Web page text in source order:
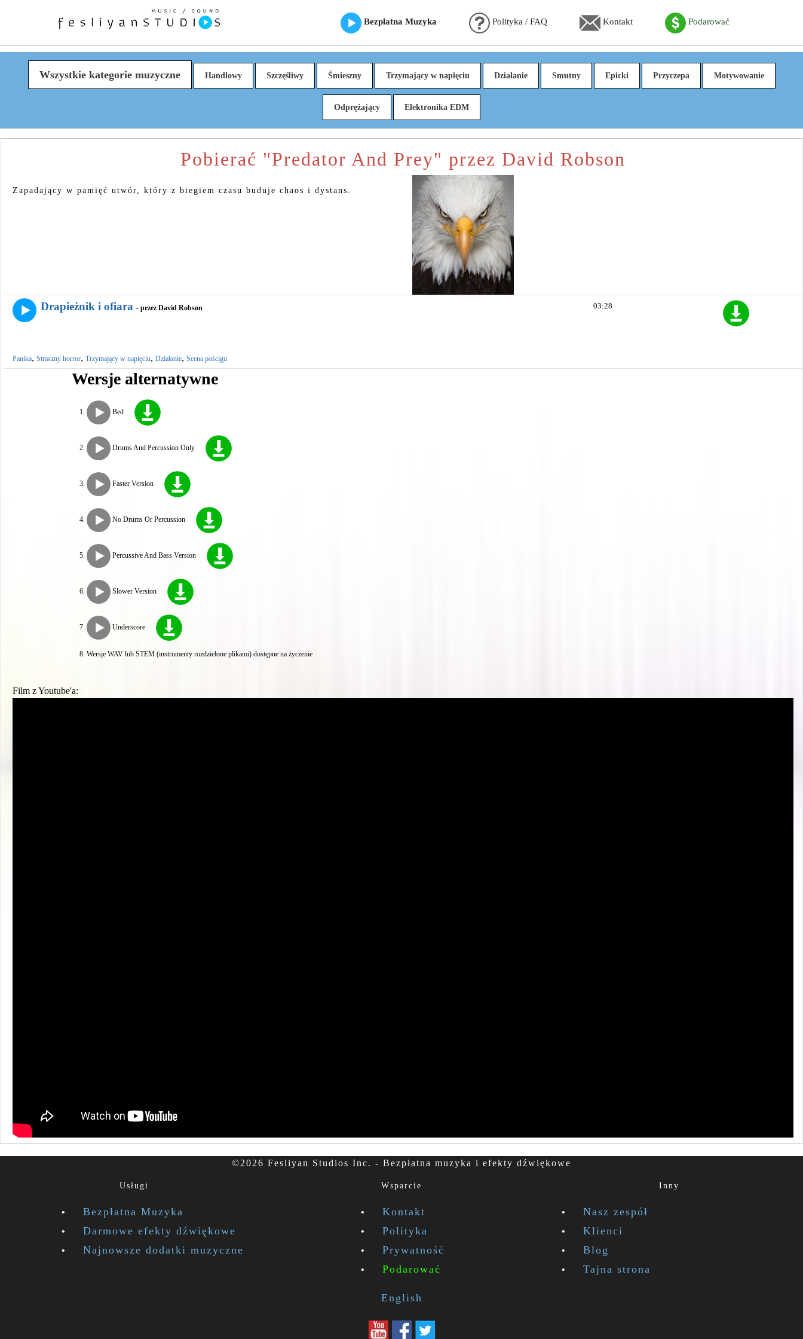
Bezpłatna Muzyka Polityka / FAQ Kontakt Podarować
Wszystkie kategorie muzyczne Handlowy Szczęśliwy Śmieszny Trzymający w napięciu Działanie Smutny Epicki Przyczepa Motywowanie
Odprężający Elektronika EDM
Pobierać "Predator And Prey" przez David Robson
Zapadający w pamięć utwór, który z biegiem czasu buduje chaos i dystans.
Drapieżnik i ofiara - przez David Robson
Panika, Straszny horror, Trzymający w napięciu, Działanie, Scena pościgu
03:28
Wersje alternatywne
Bed
Drums And Percussion Only
Faster Version
No Drums Or Percussion
Percussive And Bass Version
Slower Version
Underscore
Wersje WAV lub STEM (instrumenty rozdzielone plikami) dostępne na życzenie
Film z Youtube'a:
©2026 Fesliyan Studios Inc. - Bezpłatna muzyka i efekty dźwiękowe
Usługi
Bezpłatna Muzyka
Darmowe efekty dźwiękowe
Najnowsze dodatki muzyczne
Wsparcie
Kontakt
Polityka
Prywatność
Podarować
Inny
Nasz zespół
Klienci
Blog
Tajna strona
English